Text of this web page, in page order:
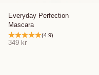
Everyday Perfection
Mascara
(4.9)
REA-pris
349 kr